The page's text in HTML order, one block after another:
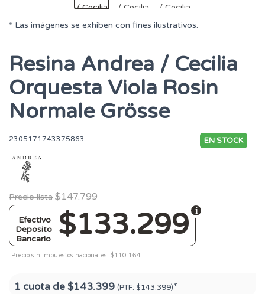
* Las imágenes se exhiben con fines ilustrativos.
Resina Andrea / Cecilia
Orquesta Viola Rosin
Normale Grösse
2305171743375863 EN STOCK
Precio lista $147.799
$133.299
Efectivo
Deposito
Bancario
Precio sin impuestos nacionales: $110.164
1 cuota de$143.399 (PTF: $143.399)*